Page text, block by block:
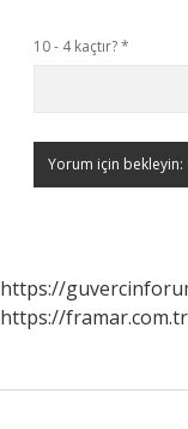
10 - 4 kaçtır?*
https://
https://framar.com.tr